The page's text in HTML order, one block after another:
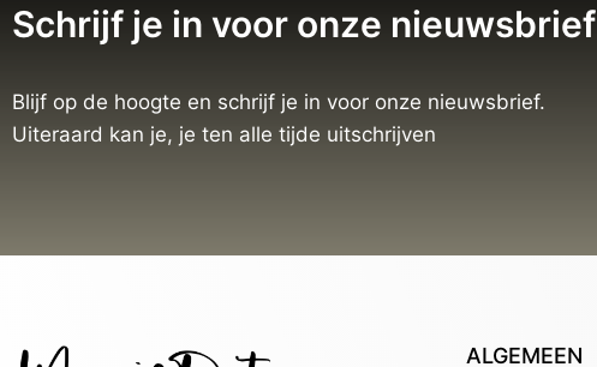
Schrijf je in voor onze nieuwsbrief
Blijf op de hoogte en schrijf je in voor onze nieuwsbrief.
Uiteraard kan je, je ten alle tijde uitschrijven
ALGEMEEN